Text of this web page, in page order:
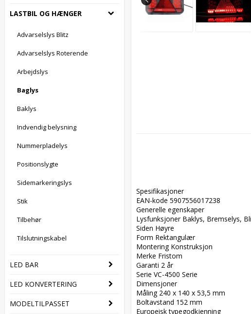
LASTBIL OG HÆNGER
Advarselslys Blitz
Advarselslys Roterende
Arbejdslys
Baglys
Baklys
Indvendig belysning
Nummerpladelys
Positionslygte
Sidemarkeringslys
Stik
Tilbehør
Tilslutningskabel
LED BAR
LED KONVERTERING
MODELTILPASSET
Spesifikasjoner
EAN-kode 5907556017238
Generelle egenskaper
Lysfunksjoner Baklys, Bremselys,
Siden Høyre
Form Rektangulær
Montering Konstruksjon
Merke Fristom
Garanti 2 år
Serie VC-4500 Serie
Dimensjoner
Måling 240 x 140 x 53,5 mm
Boltavstand 152 mm
Europeisk typegodkjenning